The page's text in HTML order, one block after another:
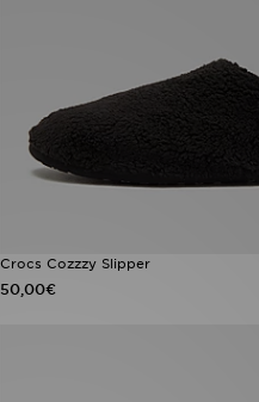
Crocs Cozzzy Slipper
50,00€